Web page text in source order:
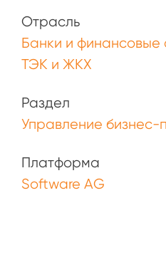
Отрасль
Банки и финансовые
ТЭК и ЖКХ
Раздел
Управление
Платформа
Software AG